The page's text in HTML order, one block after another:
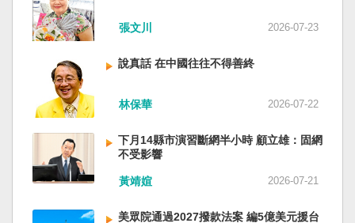
近平思想嗎？ 最後一句是「會議還研究了其他事
項。」這是每次外媒最感興趣的問題，那就是人
洗了多少人？這為習近平的進一步獨裁和二十一
大續任鋪平道路。據統計，過去一年，已有十九
名中央委員被官方宣布落馬或罷免全國人大代表
職務。另外還有「失蹤」者。總共接近三十人。
領銜的是兩名政治局委員：軍委副主席張又俠與
新疆黨委書記馬興瑞。 軍方還有原中央軍委副主
席何衛東、原軍委委員兼聯合參謀部參謀長劉振
立、原軍委政治工作部主任苗華、前信息支援部
張文川 2026-07-23
說真話 在中國往往不得善終
林保華 2026-07-22
下月14縣市演習斷網半小時 顧立雄：固網
不受影響
黃靖媗 2026-07-21
美眾院通過2027撥款法案 編5億美元援台